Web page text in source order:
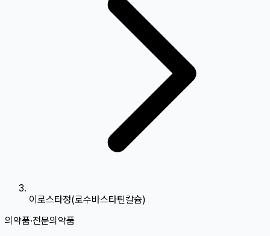
이로스타정(로수바스타틴칼슘)
의약품·전문의약품